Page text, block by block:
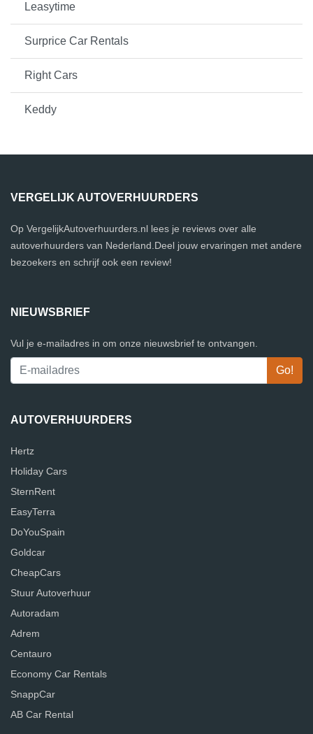
Leasytime
Surprice Car Rentals
Right Cars
Keddy
VERGELIJK AUTOVERHUURDERS
Op VergelijkAutoverhuurders.nl lees je reviews over alle
autoverhuurders van Nederland.Deel jouw ervaringen met andere
bezoekers en schrijf ook een review!
NIEUWSBRIEF
Vul je e-mailadres in om onze nieuwsbrief te ontvangen.
AUTOVERHUURDERS
Hertz
Holiday Cars
SternRent
EasyTerra
DoYouSpain
Goldcar
CheapCars
Stuur Autoverhuur
Autoradam
Adrem
Centauro
Economy Car Rentals
SnappCar
AB Car Rental